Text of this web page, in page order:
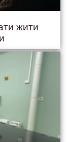
жити